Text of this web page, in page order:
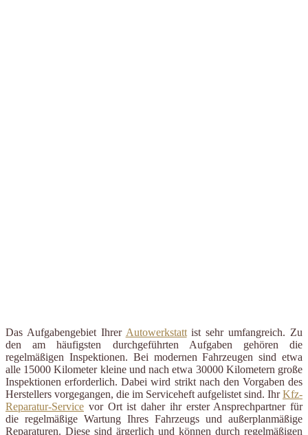
Das Aufgabengebiet Ihrer Autowerkstattist sehr umfangreich. Zu
den am häufigsten durchgeführten Aufgaben gehören die
regelmäßigen Inspektionen. Bei modernen Fahrzeugen sind etwa
alle 15000 Kilometer kleine und nach etwa 30000 Kilometern große
Inspektionen erforderlich. Dabei wird strikt nach den Vorgaben des
Herstellers vorgegangen, die im Serviceheft aufgelistet sind. IhrKfz-
Reparatur-Service vor Ort ist daher ihr erster Ansprechpartner für
die regelmäßige Wartung Ihres Fahrzeugs und außerplanmäßige
Reparaturen. Diese sind ärgerlich und können durch regelmäßigen